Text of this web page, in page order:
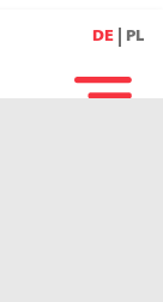
DE PL